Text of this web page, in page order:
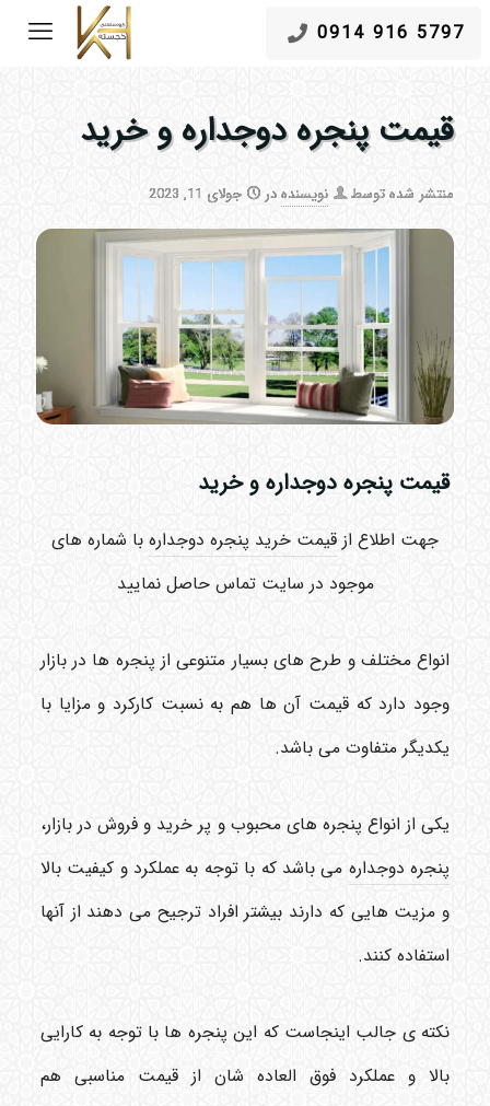
5797 916 0914
قیمت پنجره دوجداره و خرید
منتشر شده توسط نویسندهدر جولای 11, 2023
قیمت پنجره دوجداره و خرید
جهت اطلاع از قیمت خرید پنجره دوجداره با شماره های
موجود در سایت تماس حاصل نمایید
انواع مختلف و طرح های بسیار متنوعی از پنجره ها در بازار
وجود دارد که قیمت آن ها هم به نسبت کارکرد و مزایا با
یکدیگر متفاوت می باشد.
یکی از انواع پنجره های محبوب و پر خرید و فروش در بازار،
پنجره دوجداره می باشد که با توجه به عملکرد و کیفیت بالا
و مزیت هایی که دارند بیشتر افراد ترجیح می دهند از آنها
استفاده کنند.
نکته ی جالب اینجاست که این پنجره ها با توجه به کارایی
بالا و عملکرد فوق العاده شان از قیمت مناسبی هم